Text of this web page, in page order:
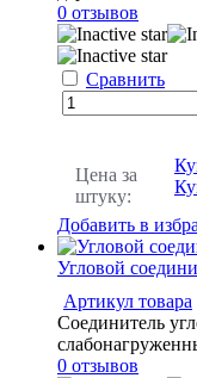
0 отзывов
Сравнить
Цена за
штуку:
Добавить в
Угловой
Артикул товара
Соединитель
0 отзывов